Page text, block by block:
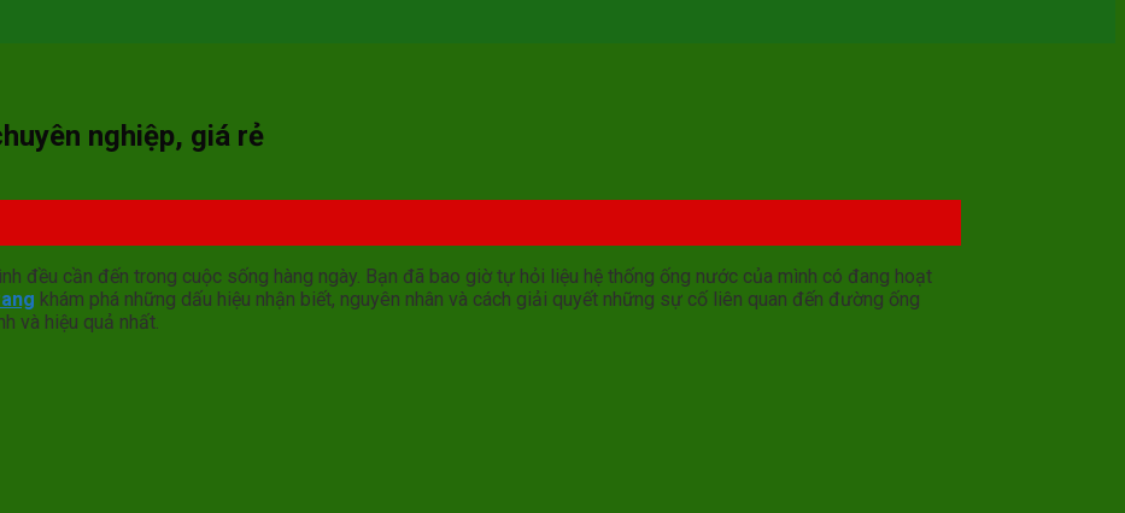
nghiệp, giá rẻ
đều cần đến trong cuộc sống hàng ngày. Bạn đã bao giờ tự hỏi liệu hệ thống ống nước của mình có đang hoạt
khám phá những dấu hiệu nhận biết, nguyên nhân và cách giải quyết những sự cố liên quan đến đường ống
và hiệu quả nhất.